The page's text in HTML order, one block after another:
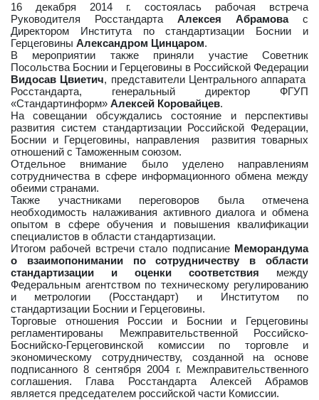
16 декабря 2014 г. состоялась рабочая встреча
Руководителя Росстандарта Алексея Абрамова с
Директором Института по стандартизации Боснии и
Герцеговины Александром Цинцаром.
В мероприятии также приняли участие Советник
Посольства Боснии и Герцеговины в Российской Федерации
Видосав Цвиетич, представители Центрального аппарата
Росстандарта, генеральный директор ФГУП
«Стандартинформ» Алексей Коровайцев.
На совещании обсуждались состояние и перспективы
развития систем стандартизации Российской Федерации,
Боснии и Герцеговины, направления развития товарных
отношений с Таможенным союзом.
Отдельное внимание было уделено направлениям
сотрудничества в сфере информационного обмена между
обеими странами.
Также участниками переговоров была отмечена
необходимость налаживания активного диалога и обмена
опытом в сфере обучения и повышения квалификации
специалистов в области стандартизации.
Итогом рабочей встречи стало подписание Меморандума
о взаимопонимании по сотрудничеству в области
стандартизации и оценки соответствия между
Федеральным агентством по техническому регулированию
и метрологии (Росстандарт) и Институтом по
стандартизации Боснии и Герцеговины.
Торговые отношения России и Боснии и Герцеговины
регламентированы Межправительственной Российско-
Боснийско-Герцеговинской комиссии по торговле и
экономическому сотрудничеству, созданной на основе
подписанного 8 сентября 2004 г. Межправительственного
соглашения. Глава Росстандарта Алексей Абрамов
является председателем российской части Комиссии.